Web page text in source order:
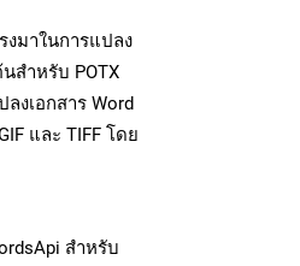
งมาในการแปลง
สำหรับ POTX
งเอกสาร Word
และ TIFF โดย
สำหรับ